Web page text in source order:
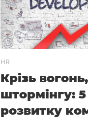
HR
Крізь
штормінгу: 5
розвитку